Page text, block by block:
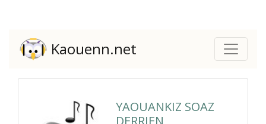
Kaouenn.net
YAOUANKIZ SOAZ
DERRIEN